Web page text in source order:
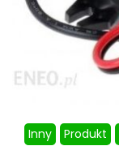
Inny Produkt